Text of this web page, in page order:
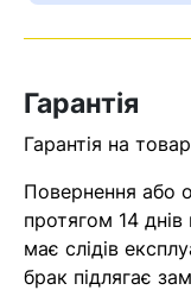
знайдена.
Гарантія
Гарантія на
Повернення або
протягом 14
має слідів
брак підлягає